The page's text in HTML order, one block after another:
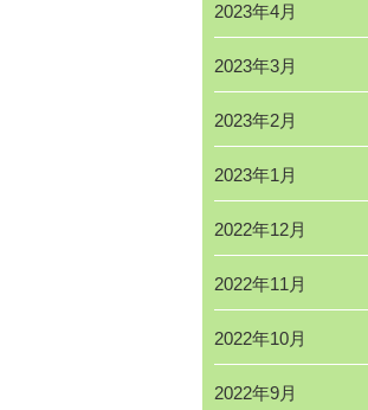
2023年4月
2023年3月
2023年2月
2023年1月
2022年12月
2022年11月
2022年10月
2022年9月